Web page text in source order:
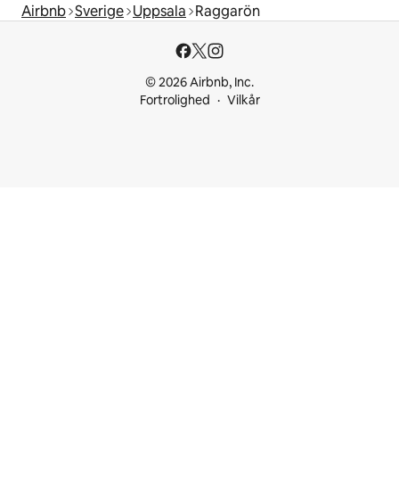
Airbnb Sverige Uppsala Raggarön
© 2026 Airbnb, Inc.
Fortrolighed
Vilkår